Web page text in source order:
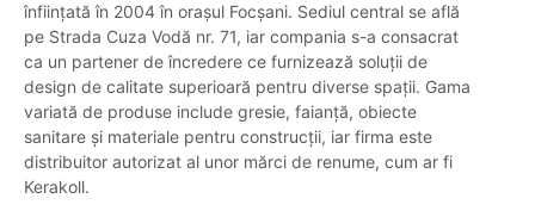
înființată în 2004 în orașul Focșani. Sediul central se află
pe Strada Cuza Vodă nr. 71, iar compania s-a consacrat
ca un partener de încredere ce furnizează soluții de
design de calitate superioară pentru diverse spații. Gama
variată de produse include gresie, faianță, obiecte
sanitare și materiale pentru construcții, iar firma este
distribuitor autorizat al unor mărci de renume, cum ar fi
Kerakoll.